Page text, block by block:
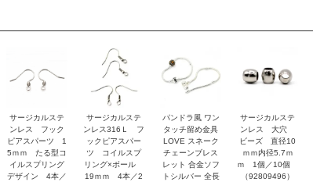
サージカルステ
ンレス フック
ピアスパーツ 1
5ｍｍ たる型コ
イルスプリング
デザイン 4本／
サージカルステ
ンレス316Ｌ フ
ックピアスパー
ツ コイルスプ
リング×ボール
19ｍｍ 4本／2
パンドラ風 ワン
タッチ留め金具
LOVE スネーク
チェーンブレス
レット 合金ソフ
トシルバー 全長
サージカルステ
ンレス 大穴
ビーズ 直径10
ｍｍ内径5.7ｍ
ｍ 1個／10個
（92809496）